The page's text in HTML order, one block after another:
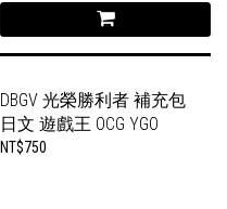
DBGV 光榮勝利者 補充包
日文 遊戲王 OCG YGO
NT$750